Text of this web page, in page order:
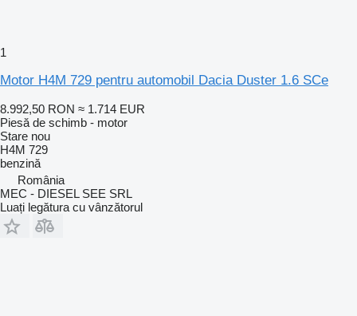
1
Motor H4M 729 pentru automobil Dacia Duster 1.6 SCe
8.992,50 RON ≈ 1.714 EUR
Piesă de schimb - motor
Stare nou
H4M 729
benzină
România
MEC - DIESEL SEE SRL
Luați legătura cu vânzătorul